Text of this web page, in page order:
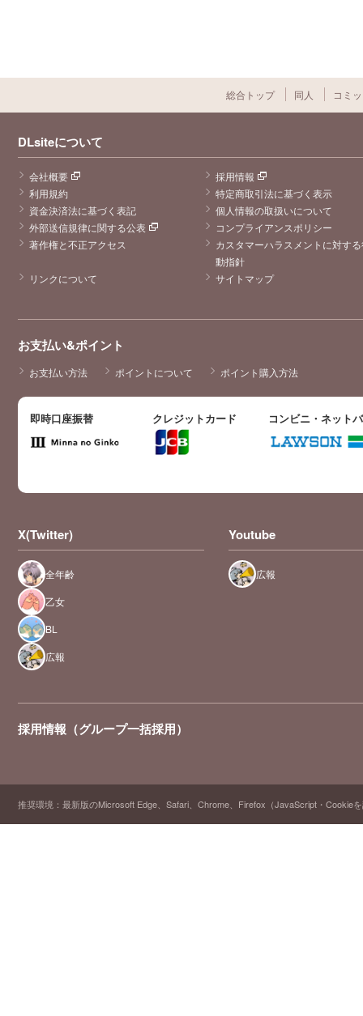
総合トップ 同人 コミ
DLsiteについて
会社概要
採用情報
利用規約
特定商取引法に基づく表示
資金決済法に基づく表記
個人情報の取扱いについて
外部送信規律に関する公表
コンプライアンスポリシー
著作権と不正アクセス
カスタマーハラスメントに対す
動指針
リンクについて
サイトマップ
お支払い&ポイント
お支払い方法 ポイントについて ポイント購入方法
即時口座振替 クレジットカード コンビニ・ネット
X(Twitter)
全年齢
乙女
BL
広報
Youtube
広報
採用情報（グループ一括採用）
推奨環境：最新版のMicrosoft Edge、Safari、Chrome、Firefox（JavaScript・Cookie